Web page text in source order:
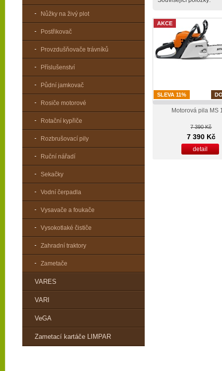
Nůžky na živý plot
Postřikovač
Provzdušňovače trávníků
Příslušenství
Půdní jamkovač
Rosiče motorové
Rotační kypřiče
Rozbrušovací pily
Ruční nářadí
Sekačky
Vodní čerpadla
Vysavače a foukače
Vysokotlaké čističe
Zahradní traktory
Zametače
VARES
VARI
VeGA
Zametací kartáče LIMPAR
SLEVA 11%
AKCE
Motorová pila MS
7 390 Kč
7 390 Kč
detail